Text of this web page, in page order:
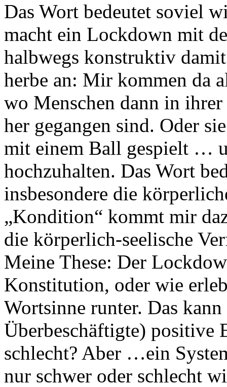
Das Wort bedeutet soviel
macht ein Lockdown mit
halbwegs konstruktiv
herbe an: Mir kommen da
wo Menschen dann in
her gegangen sind. Oder
mit einem Ball gespielt …
hochzuhalten. Das Wort
insbesondere die
„Kondition“ kommt mir
die körperlich-seelische
Meine These: Der
Konstitution, oder wie
Wortsinne runter. Das
Überbeschäftigte) positive
schlecht? Aber …ein
nur schwer oder schlecht